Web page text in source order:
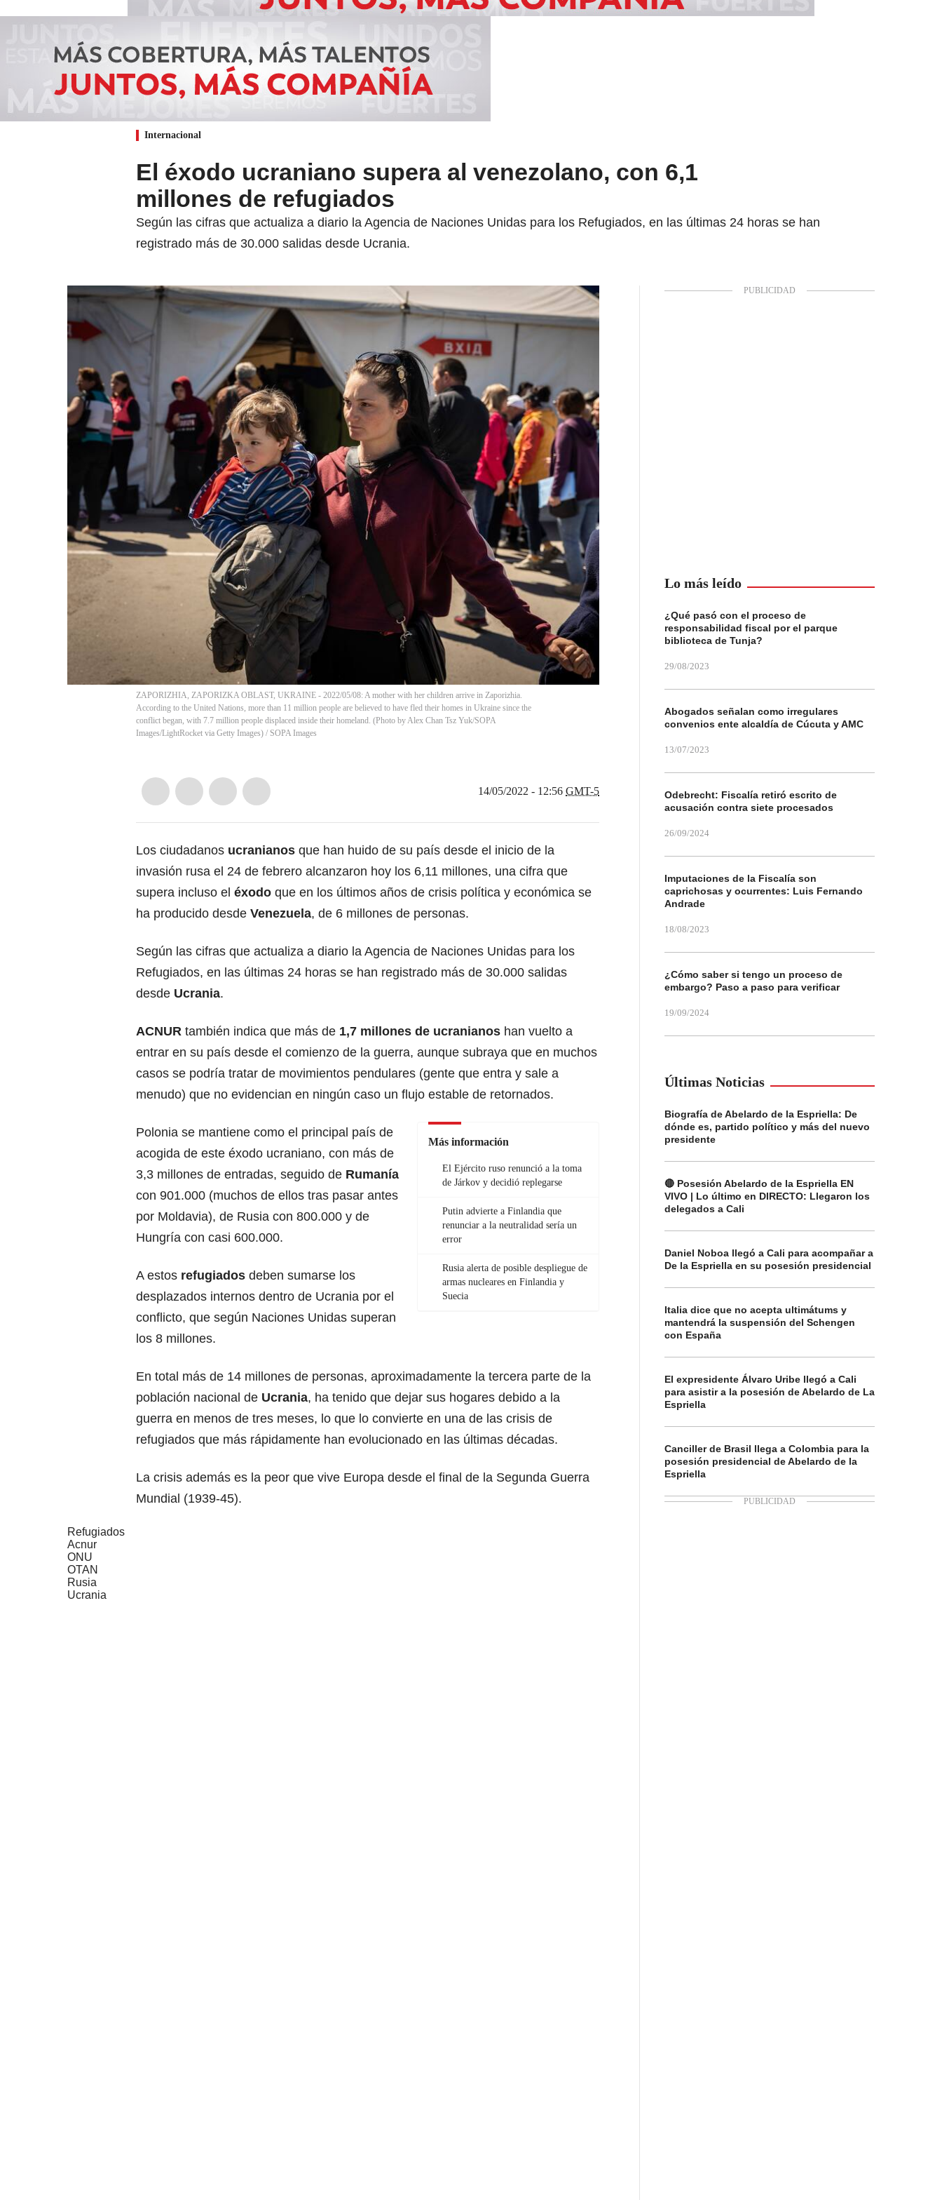
Internacional
El éxodo ucraniano supera al venezolano, con 6,1
millones de refugiados
Según las cifras que actualiza a diario la Agencia de Naciones Unidas para los Refugiados, en las últimas 24 horas se han
registrado más de 30.000 salidas desde Ucrania.
ZAPORIZHIA, ZAPORIZKA OBLAST, UKRAINE - 2022/05/08: A mother with her children arrive in Zaporizhia.
According to the United Nations, more than 11 million people are believed to have fled their homes in Ukraine since the
conflict began, with 7.7 million people displaced inside their homeland. (Photo by Alex Chan Tsz Yuk/SOPA
Images/LightRocket via Getty Images) / SOPA Images
14/05/2022 - 12:56 GMT-5
Los ciudadanos ucranianos que han huido de su país desde el inicio de la
invasión rusa el 24 de febrero alcanzaron hoy los 6,11 millones, una cifra que
supera incluso el éxodo que en los últimos años de crisis política y económica se
ha producido desde Venezuela, de 6 millones de personas.
Según las cifras que actualiza a diario la Agencia de Naciones Unidas para los
Refugiados, en las últimas 24 horas se han registrado más de 30.000 salidas
desde Ucrania.
ACNUR también indica que más de 1,7 millones de ucranianos han vuelto a
entrar en su país desde el comienzo de la guerra, aunque subraya que en muchos
casos se podría tratar de movimientos pendulares (gente que entra y sale a
menudo) que no evidencian en ningún caso un flujo estable de retornados.
Más información
El Ejército ruso renunció a la toma
de Járkov y decidió replegarse
Putin advierte a Finlandia que
renunciar a la neutralidad sería un
error
Rusia alerta de posible despliegue de
armas nucleares en Finlandia y
Suecia
Polonia se mantiene como el principal país de
acogida de este éxodo ucraniano, con más de
3,3 millones de entradas, seguido de Rumanía
con 901.000 (muchos de ellos tras pasar antes
por Moldavia), de Rusia con 800.000 y de
Hungría con casi 600.000.
A estos refugiados deben sumarse los
desplazados internos dentro de Ucrania por el
conflicto, que según Naciones Unidas superan
los 8 millones.
En total más de 14 millones de personas, aproximadamente la tercera parte de la
población nacional de Ucrania, ha tenido que dejar sus hogares debido a la
guerra en menos de tres meses, lo que lo convierte en una de las crisis de
refugiados que más rápidamente han evolucionado en las últimas décadas.
La crisis además es la peor que vive Europa desde el final de la Segunda Guerra
Mundial (1939-45).
Refugiados
Acnur
ONU
OTAN
Rusia
Ucrania
Lo más leído
¿Qué pasó con el proceso de
responsabilidad fiscal por el parque
biblioteca de Tunja?
29/08/2023
Abogados señalan como irregulares
convenios ente alcaldía de Cúcuta y AMC
13/07/2023
Odebrecht: Fiscalía retiró escrito de
acusación contra siete procesados
26/09/2024
Imputaciones de la Fiscalía son
caprichosas y ocurrentes: Luis Fernando
Andrade
18/08/2023
¿Cómo saber si tengo un proceso de
embargo? Paso a paso para verificar
19/09/2024
Últimas Noticias
Biografía de Abelardo de la Espriella: De
dónde es, partido político y más del nuevo
presidente
🔴 Posesión Abelardo de la Espriella EN
VIVO | Lo último en DIRECTO: Llegaron los
delegados a Cali
Daniel Noboa llegó a Cali para acompañar a
De la Espriella en su posesión presidencial
Italia dice que no acepta ultimátums y
mantendrá la suspensión del Schengen
con España
El expresidente Álvaro Uribe llegó a Cali
para asistir a la posesión de Abelardo de La
Espriella
Canciller de Brasil llega a Colombia para la
posesión presidencial de Abelardo de la
Espriella